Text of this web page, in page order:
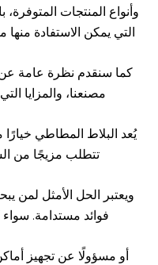
وأنواع المنتجات
التي يمكن الاستفادة
كما سنقدم نظرة عامة عن
مصنعنا، والمزايا
يُعد البلاط المطاطي خيارًا
تتطلب مزيجًا من
ويعتبر الحل الأمثل لمن
فوائد مستدامة.
أو مسؤولًا عن تجهيز